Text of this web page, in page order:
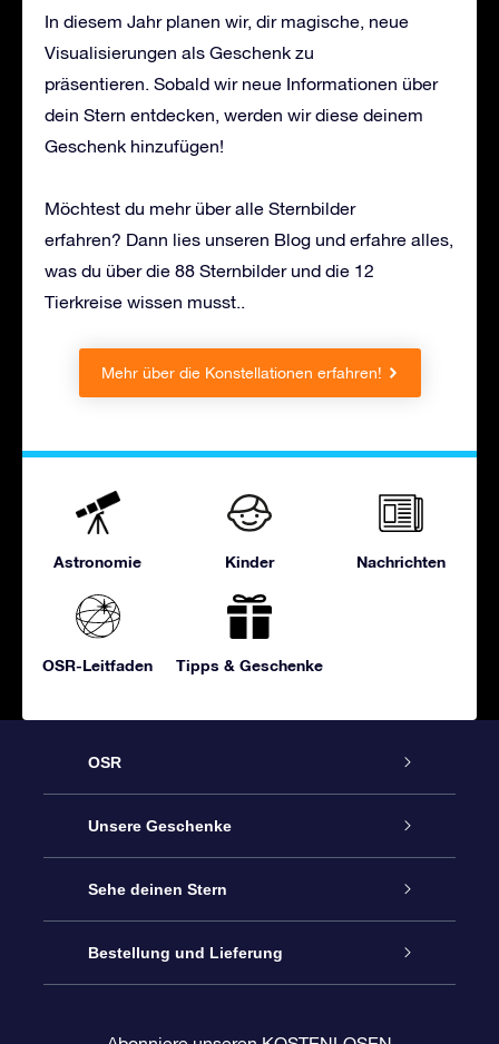
In diesem Jahr planen wir, dir magische, neue
Visualisierungen als Geschenk zu
präsentieren. Sobald wir neue Informationen über
dein Stern entdecken, werden wir diese deinem
Geschenk hinzufügen!
Möchtest du mehr über alle Sternbilder
erfahren? Dann lies unseren Blog und erfahre alles,
was du über die 88 Sternbilder und die 12
Tierkreise wissen musst..
Mehr über die Konstellationen erfahren!
Astronomie Kinder Nachrichten
OSR-Leitfaden Tipps & Geschenke
OSR
Service
Kontakt
Blog
Unsere Geschenke
Sterne schenken
OSR-Geschenkpaket
Sehe deinen Stern
Sternregister
Bestellung und Lieferung